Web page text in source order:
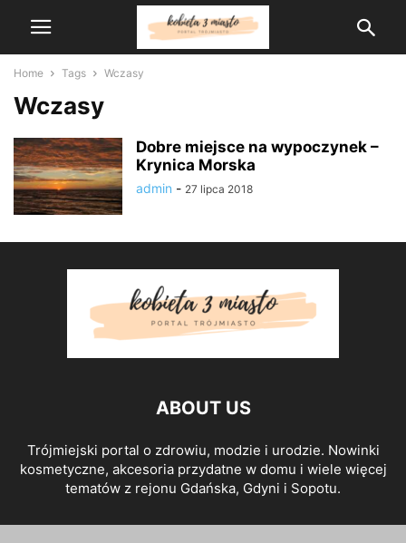
Home Tags Wczasy
Wczasy
Dobre miejsce na wypoczynek –
Krynica Morska
admin - 27 lipca 2018
ABOUT US
Trójmiejski portal o zdrowiu, modzie i urodzie. Nowinki
kosmetyczne, akcesoria przydatne w domu i wiele więcej
tematów z rejonu Gdańska, Gdyni i Sopotu.